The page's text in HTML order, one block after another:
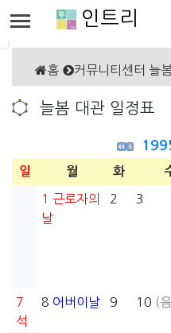
인트리
홈 커뮤니티센터 늘
늘봄 대관 일정표
일 월 화
1
근로자의
날
2 3
7
석
8 어버이날 9 10 (